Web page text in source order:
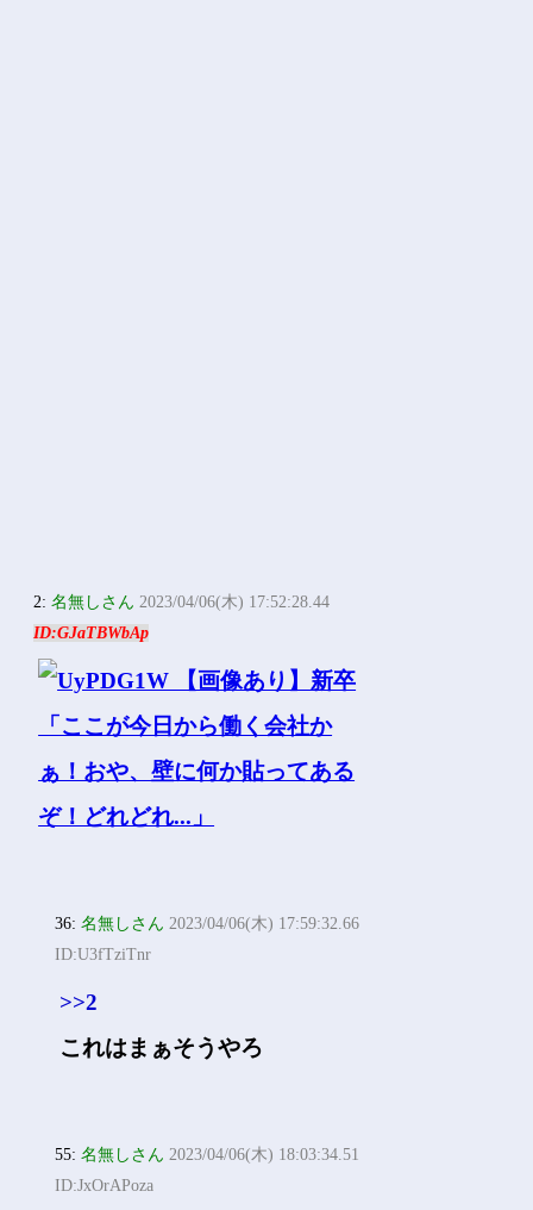
2:名無しさん 2023/04/06(木) 17:52:28.44
ID:GJaTBWbAp
36:名無しさん 2023/04/06(木) 17:59:32.66
ID:U3fTziTnr
>>2
これはまぁそうやろ
55:名無しさん 2023/04/06(木) 18:03:34.51
ID:JxOrAPoza